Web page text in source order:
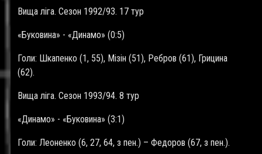
Вища ліга. Сезон 1992/93. 17 тур
«Буковина» - «Динамо» (0:5)
Голи: Шкапенко (1, 55), Мізін (51), Ребров (61), Грицина
(62).
Вища ліга. Сезон 1993/94. 8 тур
«Динамо» - «Буковина» (3:1)
Голи: Леоненко (6, 27, 64, з пен.) – Федоров (67, з пен.).